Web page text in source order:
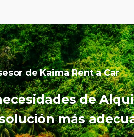
de Kaima Rent a Car
de
más